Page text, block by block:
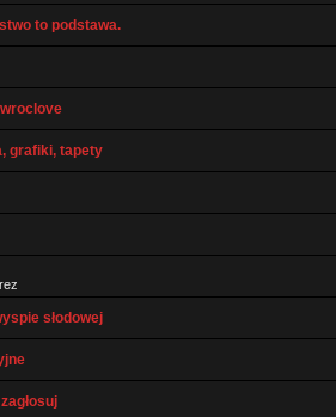
to podstawa.
grafiki, tapety
słodowej